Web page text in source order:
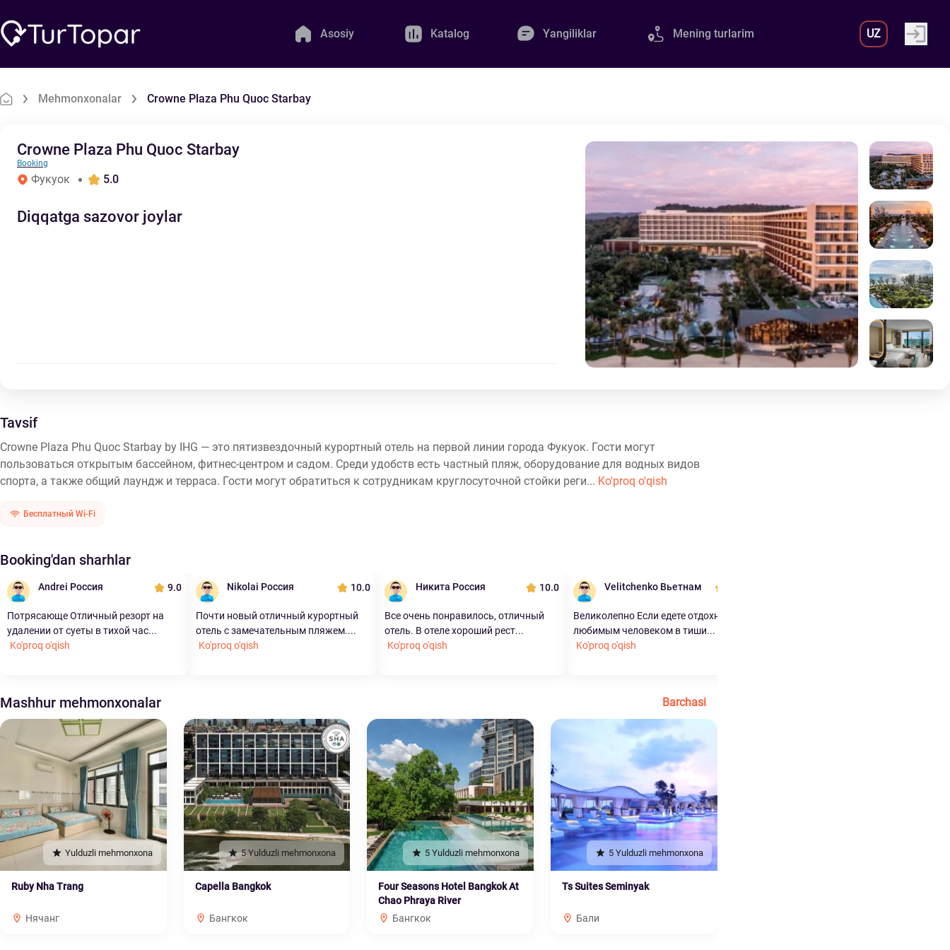
Asosiy Katalog Yangiliklar Mening turlarim UZ
Mehmonxonalar Crowne Plaza Phu Quoc Starbay
Crowne Plaza Phu Quoc Starbay
Booking
Фукуок 5.0
Diqqatga sazovor joylar
Tavsif
Crowne Plaza Phu Quoc Starbay by IHG — это пятизвездочный курортный отель на первой линии города Фукуок. Гости могут
пользоваться открытым бассейном, фитнес-центром и садом. Среди удобств есть частный пляж, оборудование для водных видов
спорта, а также общий лаундж и терраса. Гости могут обратиться к сотрудникам круглосуточной стойки реги... Ko'proq o'qish
Бесплатный Wi-Fi
Booking'dan sharhlar
Andrei Россия 9.0
Потрясающе Отличный резорт на
удалении от суеты в тихой час...
Ko'proq o'qish
Nikolai Россия 10.0
Почти новый отличный курортный
отель с замечательным пляжем....
Ko'proq o'qish
Никита Россия 10.0
Все очень понравилось, отличный
отель. В отеле хороший рест...
Ko'proq o'qish
Velitchenko Вьетнам
Великолепно Если едете отдохнуть с
любимым человеком в тиши...
Ko'proq o'qish
Mashhur mehmonxonalar Barchasi
Yulduzli mehmonxona
Ruby Nha Trang
Нячанг
5 Yulduzli mehmonxona
Capella Bangkok
Бангкок
5 Yulduzli mehmonxona
Four Seasons Hotel Bangkok At
Chao Phraya River
Бангкок
5 Yulduzli mehmonxona
Ts Suites Seminyak
Бали